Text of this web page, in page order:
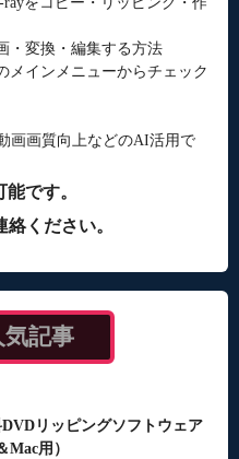
・変換・編集する方法
メインメニューからチェック
画画質向上などのAI活用で
です。
ください。
気記事
リッピングソフトウェア
Mac用）